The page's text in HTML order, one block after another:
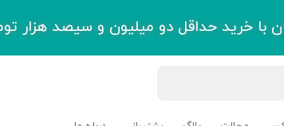
با خرید حداقل دو میلیون و سیصد هزار